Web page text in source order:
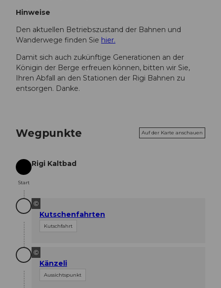
Hinweise
Den aktuellen Betriebszustand der Bahnen und
Wanderwege finden Sie hier.
Damit sich auch zukünftige Generationen an der
Königin der Berge erfreuen können, bitten wir Sie,
Ihren Abfall an den Stationen der Rigi Bahnen zu
entsorgen. Danke.
Wegpunkte Auf der Karte anschauen
Start
Start
Rigi Kaltbad
©
Kutschenfahrten
Kutschfahrt
©
Känzeli
Aussichtspunkt